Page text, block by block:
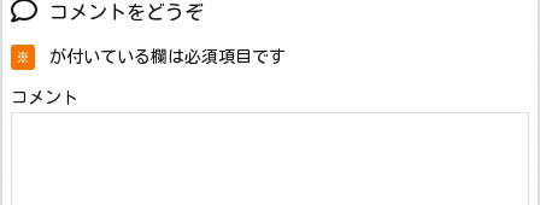
コメントをどうぞ
※ が付いている欄は必須項目です
コメント